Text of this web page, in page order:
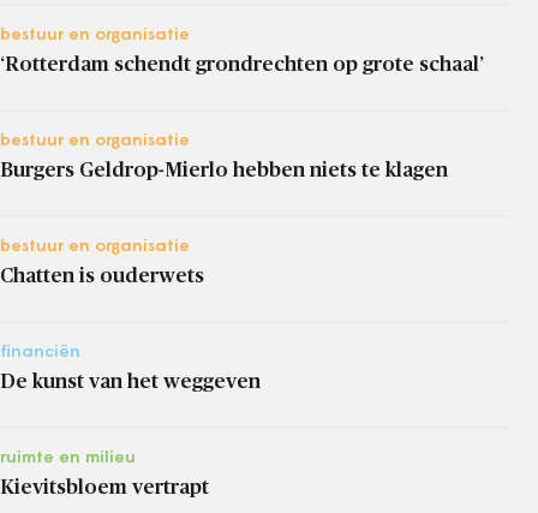
bestuur en organisatie
‘Rotterdam schendt grondrechten op grote schaal’
bestuur en organisatie
Burgers Geldrop-Mierlo hebben niets te klagen
bestuur en organisatie
Chatten is ouderwets
financiën
De kunst van het weggeven
ruimte en milieu
Kievitsbloem vertrapt